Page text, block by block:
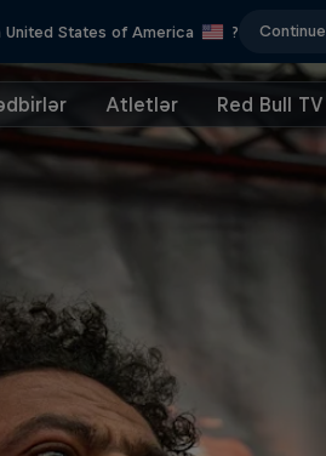
States of America ? Continue
Atletlər Red Bull TV